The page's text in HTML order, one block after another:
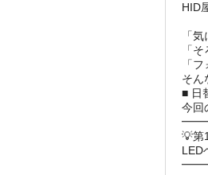
HID
「
「
「
そん
■ 日
今回
💡第
LED